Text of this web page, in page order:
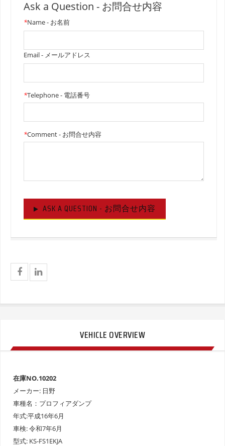
Ask a Question - お問合せ内容
*Name - お名前
Email - メールアドレス
*Telephone - 電話番号
*Comment - お問合せ内容
ASK A QUESTION - お問合せ内容
VEHICLE OVERVIEW
在庫NO.10202
メーカー: 日野
車種名：プロフィアダンプ
年式:平成16年6月
車検: 令和7年6月
型式: KS-FS1EKJA